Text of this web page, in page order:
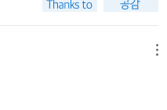
어요. 이 책 외에 작가의 작품
>를 읽어보았는데, 그림이 비
참 마음에 드는 작가의 책이랍
배가 고플까봐 얼른 먹이를 구